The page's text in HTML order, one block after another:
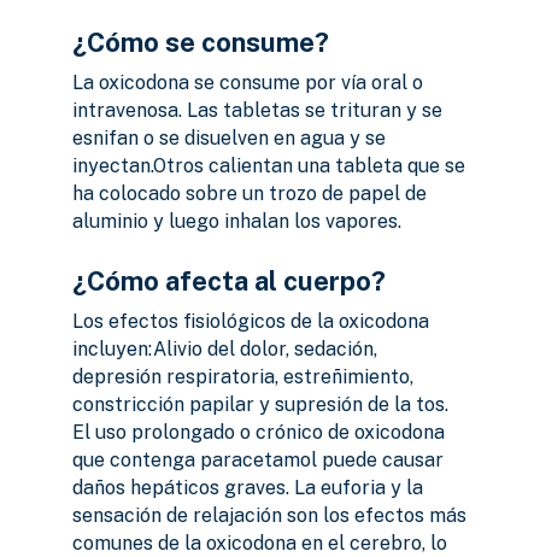
¿Cómo se consume?
La oxicodona se consume por vía oral o
intravenosa. Las tabletas se trituran y se
esnifan o se disuelven en agua y se
inyectan.Otros calientan una tableta que se
ha colocado sobre un trozo de papel de
aluminio y luego inhalan los vapores.
¿Cómo afecta al cuerpo?
Los efectos fisiológicos de la oxicodona
incluyen:Alivio del dolor, sedación,
depresión respiratoria, estreñimiento,
constricción papilar y supresión de la tos.
El uso prolongado o crónico de oxicodona
que contenga paracetamol puede causar
daños hepáticos graves. La euforia y la
sensación de relajación son los efectos más
comunes de la oxicodona en el cerebro, lo